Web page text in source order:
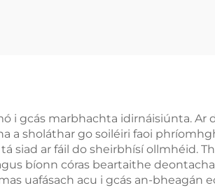
i gcás marbhachta idirnáisiúnta. Ar
a sholáthar go soiléiri faoi
siad ar fáil do sheirbhísí ollmhéid.
bíonn córas beartaithe
uafásach acu i gcás an-bheagán